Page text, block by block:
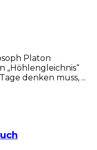
Platon
„Höhlengleichnis“
denken muss, ...